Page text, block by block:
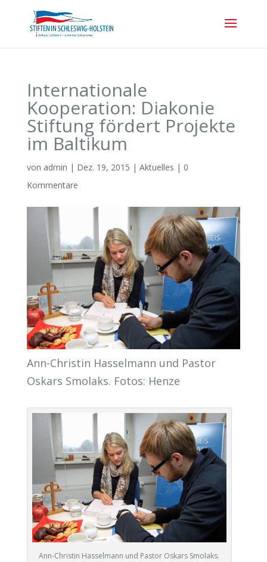
Internationale
Kooperation: Diakonie
Stiftung fördert Projekte
im Baltikum
von admin | Dez. 19, 2015 | Aktuelles | 0
Kommentare
Ann-Christin Hasselmann und Pastor
Oskars Smolaks. Fotos: Henze
Ann-Christin Hasselmann und Pastor Oskars Smolaks.